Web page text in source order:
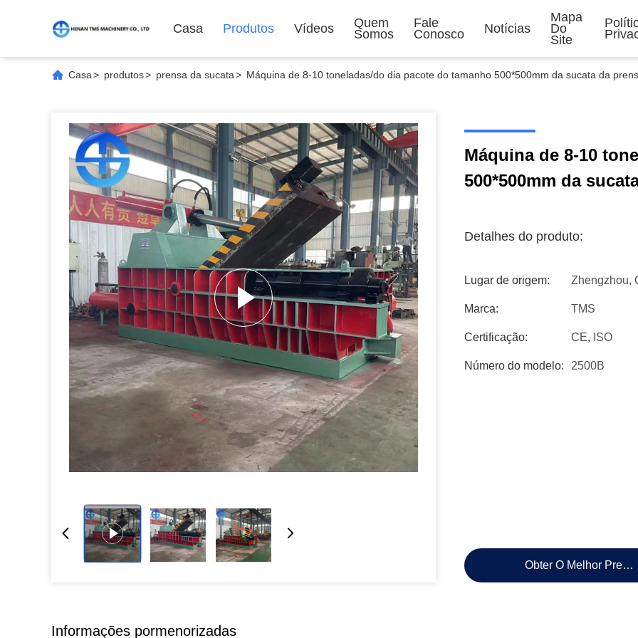
Casa Produtos Vídeos
Quem
Somos
Fale
Conosco
Notícias
Mapa
Do
Site
Casa> produtos> prensa da sucata> Máquina de 8-10 toneladas/do dia pacote do tamanho 500*500mm da sucata da
Máquina de 8-10
500*500mm da
Detalhes do produto:
Lugar de origem: Zhengzhou,
Marca: TMS
Certificação: CE, ISO
Número do modelo: 2500B
Obter O Melhor Preço
Informações pormenorizadas